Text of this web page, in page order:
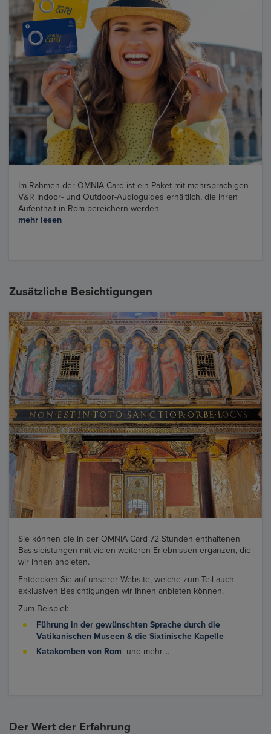
Im Rahmen der OMNIA Card ist ein Paket mit mehrsprachigen
V&R Indoor- und Outdoor-Audioguides erhältlich, die Ihren
Aufenthalt in Rom bereichern werden.
mehr lesen
Zusätzliche Besichtigungen
Sie können die in der OMNIA Card 72 Stunden enthaltenen
Basisleistungen mit vielen weiteren Erlebnissen ergänzen, die
wir Ihnen anbieten.
Entdecken Sie auf unserer Website, welche zum Teil auch
exklusiven Besichtigungen wir Ihnen anbieten können.
Zum Beispiel:
Führung in der gewünschten Sprache durch die
Vatikanischen Museen & die Sixtinische Kapelle
Katakomben von Rom und mehr....
Der Wert der Erfahrung